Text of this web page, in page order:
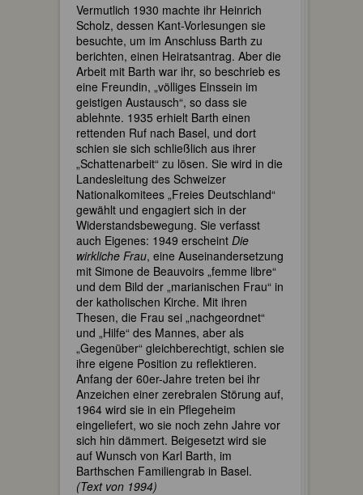
Vermutlich 1930 machte ihr Heinrich
Scholz, dessen Kant-Vorlesungen sie
besuchte, um im Anschluss Barth zu
berichten, einen Heiratsantrag. Aber die
Arbeit mit Barth war ihr, so beschrieb es
eine Freundin, „völliges Einssein im
geistigen Austausch“, so dass sie
ablehnte. 1935 erhielt Barth einen
rettenden Ruf nach Basel, und dort
schien sie sich schließlich aus ihrer
„Schattenarbeit“ zu lösen. Sie wird in die
Landesleitung des Schweizer
Nationalkomitees „Freies Deutschland“
gewählt und engagiert sich in der
Widerstandsbewegung. Sie verfasst
auch Eigenes: 1949 erscheint Die
wirkliche Frau, eine Auseinandersetzung
mit Simone de Beauvoirs „femme libre“
und dem Bild der „marianischen Frau“ in
der katholischen Kirche. Mit ihren
Thesen, die Frau sei „nachgeordnet“
und „Hilfe“ des Mannes, aber als
„Gegenüber“ gleichberechtigt, schien sie
ihre eigene Position zu reflektieren.
Anfang der 60er-Jahre treten bei ihr
Anzeichen einer zerebralen Störung auf,
1964 wird sie in ein Pflegeheim
eingeliefert, wo sie noch zehn Jahre vor
sich hin dämmert. Beigesetzt wird sie
auf Wunsch von Karl Barth, im
Barthschen Familiengrab in Basel.
(Text von 1994)